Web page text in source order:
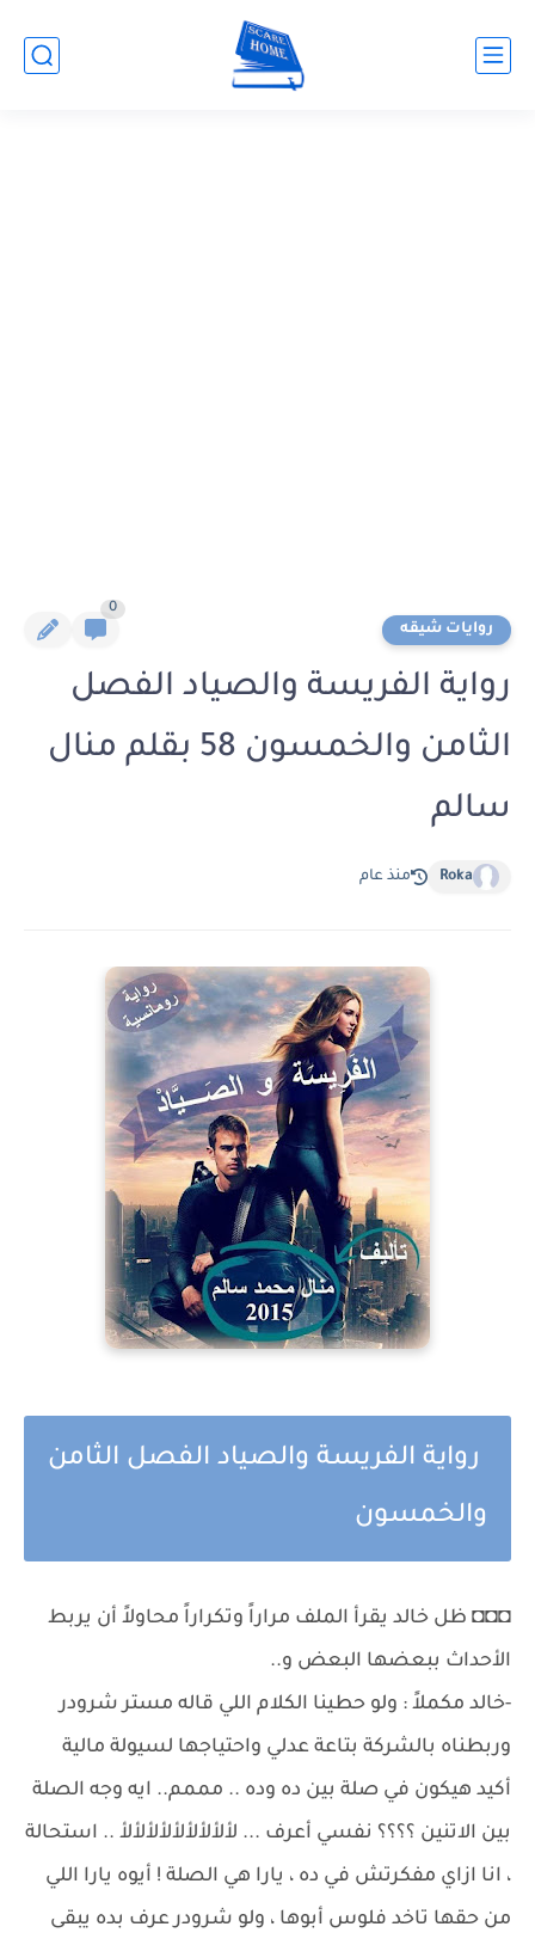
روايات شيقه
0
رواية الفريسة والصياد الفصل
الثامن والخمسون 58 بقلم منال
سالم
Roka منذ عام
رواية الفريسة والصياد الفصل الثامن
والخمسون
◘◘◘ ظل خالد يقرأ الملف مراراً وتكراراً محاولاً أن يربط
الأحداث ببعضها البعض و..
-خالد مكملاً : ولو حطينا الكلام اللي قاله مستر شرودر
وربطناه بالشركة بتاعة عدلي واحتياجها لسيولة مالية
أكيد هيكون في صلة بين ده وده .. مممم.. ايه وجه الصلة
بين الاتنين ؟؟؟؟ نفسي أعرف ... لألألألألألألألألأ .. استحالة
، انا ازاي مفكرتش في ده ، يارا هي الصلة ! أيوه يارا اللي
من حقها تاخد فلوس أبوها ، ولو شرودر عرف بده يبقى